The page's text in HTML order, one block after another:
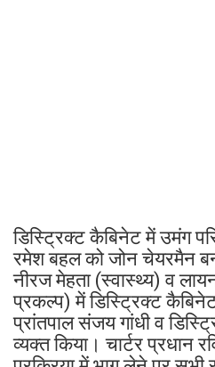
डिस्ट्रिक्ट कैबिनेट में उमंग
रमेश बहल को जोन चेयरमैन
नीरज मेहता (स्वास्थ्य) व
प्रकल्प) में डिस्ट्रिक्ट
प्रांतपाल संजय गांधी व
व्यक्त किया। चार्टर प्रधान